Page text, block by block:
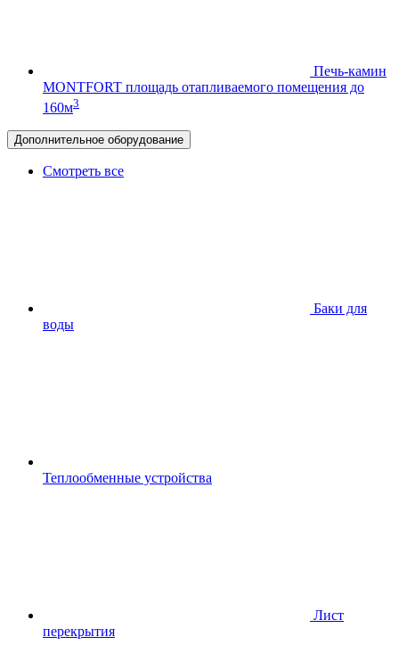
Печь-камин
MONTFORT площадь отапливаемого помещения до
160м3
Дополнительное оборудование
Смотреть все
Баки для
воды
Теплообменные устройства
Лист
перекрытия